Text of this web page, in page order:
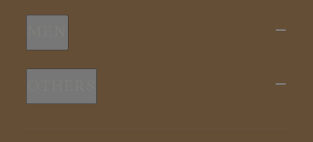
新商品
スリープウェア
ルームウェア
新商品